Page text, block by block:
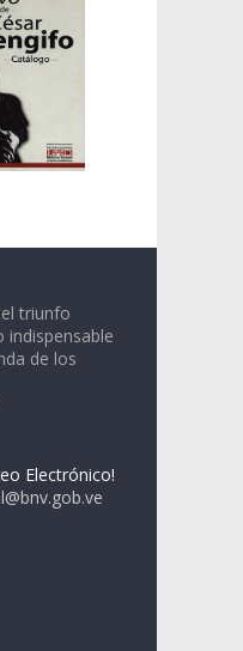
triunfo
indispensable
de los
Electrónico!